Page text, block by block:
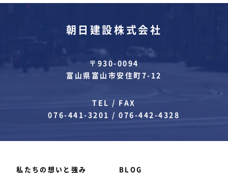
朝日建設株式会社
〒930-0094
富山県富山市安住町7-12
TEL / FAX
076-441-3201 /076-442-4328
私たちの想いと強み BLOG